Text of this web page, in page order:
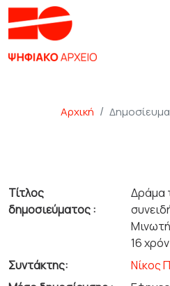
Αρχική Δημοσίευμα
Τίτλος
δημοσιεύματος :
Δράμα
16
Συντάκτης:
Νίκος